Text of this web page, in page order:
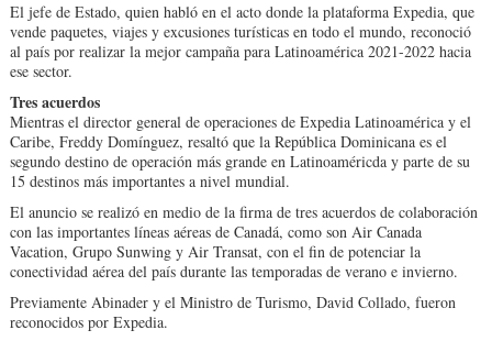
El jefe de Estado, quien habló en el acto donde la plataforma Expedia, que
vende paquetes, viajes y ex­cusiones turísticas en todo el mundo, reconoció
al país por realizar la mejor cam­paña para Latinoamérica 2021-2022 hacia
ese sector.
Tres acuerdos
Mientras el director general de operaciones de Expedia Latinoamérica y el
Caribe, Freddy Domínguez, resaltó que la República Dominica­na es el
segundo destino de operación más grande en Latinoaméricda y parte de su
15 destinos más impor­tantes a nivel mundial.
El anuncio se realizó en medio de la firma de tres acuerdos de colaboración
con las importantes líneas aéreas de Canadá, como son Air Canada
Vacation, Grupo Sunwing y Air Tran­sat, con el fin de potenciar la
conectividad aérea del país durante las tempora­das de verano e invierno.
Previamente Abinader y el Ministro de Turismo, Da­vid Collado, fueron
recono­cidos por Expedia.